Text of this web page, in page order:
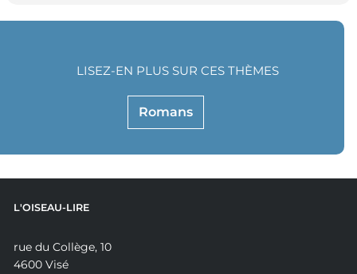
Romans
LISEZ-EN PLUS SUR CES THÈMES
L'OISEAU-LIRE
rue du Collège, 10
4600 Visé